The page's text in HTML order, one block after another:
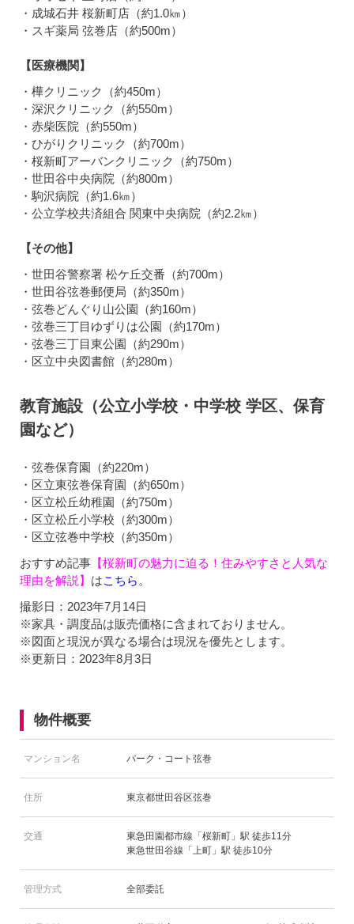
・成城石井 桜新町店（約1.0㎞）
・スギ薬局 弦巻店（約500m）
【医療機関】
・樺クリニック（約450m）
・深沢クリニック（約550m）
・赤柴医院（約550m）
・ひがりクリニック（約700m）
・桜新町アーバンクリニック（約750m）
・世田谷中央病院（約800m）
・駒沢病院（約1.6㎞）
・公立学校共済組合 関東中央病院（約2.2㎞）
【その他】
・世田谷警察署 松ケ丘交番（約700m）
・世田谷弦巻郵便局（約350m）
・弦巻どんぐり山公園（約160m）
・弦巻三丁目ゆずりは公園（約170m）
・弦巻三丁目東公園（約290m）
・区立中央図書館（約280m）
教育施設（公立小学校・中学校 学区、保育
園など）
・弦巻保育園（約220m）
・区立東弦巻保育園（約650m）
・区立松丘幼稚園（約750m）
・区立松丘小学校（約300m）
・区立弦巻中学校（約350m）
おすすめ記事 【桜新町の魅力に迫る！住みやすさと人気な
理由を解説】 はこちら 。
撮影日：2023年7月14日
※家具・調度品は販売価格に含まれておりません。
※図面と現況が異なる場合は現況を優先とします。
※更新日：2023年8月3日
物件概要
マンション名 パーク・コート弦巻
住所 東京都世田谷区弦巻
交通
東急田園都市線「桜新町」駅 徒歩11分
東急世田谷線「上町」駅 徒歩10分
管理方式 全部委託